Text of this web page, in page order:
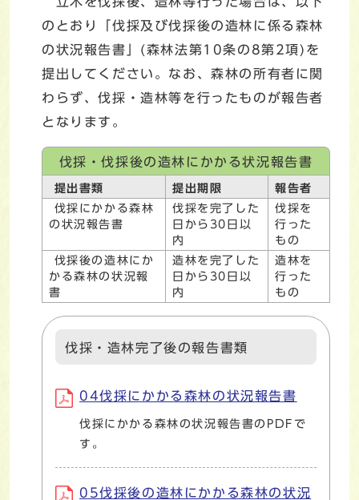
のとおり「伐採及び伐採後の造林に係る森林
の状況報告書」(森林法第10条の8第2項)を
提出してください。なお、森林の所有者に関
わらず、伐採・造林等を行ったものが報告者
となります。
伐採・伐採後の造林にかかる状況報告書
提出書類 提出期限
報告者
伐採にかかる森林
の状況報告書
伐採を完了した
日から30日以
内
伐採を
行った
もの
伐採後の造林にか
かる森林の状況報
書
造林を完了した
日から30日以
内
造林を
行った
もの
伐採・造林完了後の報告書類
04伐採にかかる森林の状況報告書
伐採にかかる森林の状況報告書のPDFで
す。
05伐採後の造林にかかる森林の状況